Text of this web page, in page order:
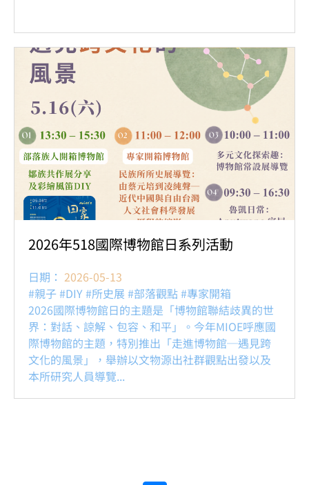
2026年518國際博物館日系列活動
日期： 2026-05-13
#親子 #DIY #所史展 #部落觀點 #專家開箱
2026國際博物館日的主題是「博物館聯結歧異的世
界：對話、諒解、包容、和平」。今年MIOE呼應國
際博物館的主題，特別推出「走進博物館─遇見跨
文化的風景」，舉辦以文物源出社群觀點出發以及
本所研究人員導覽...